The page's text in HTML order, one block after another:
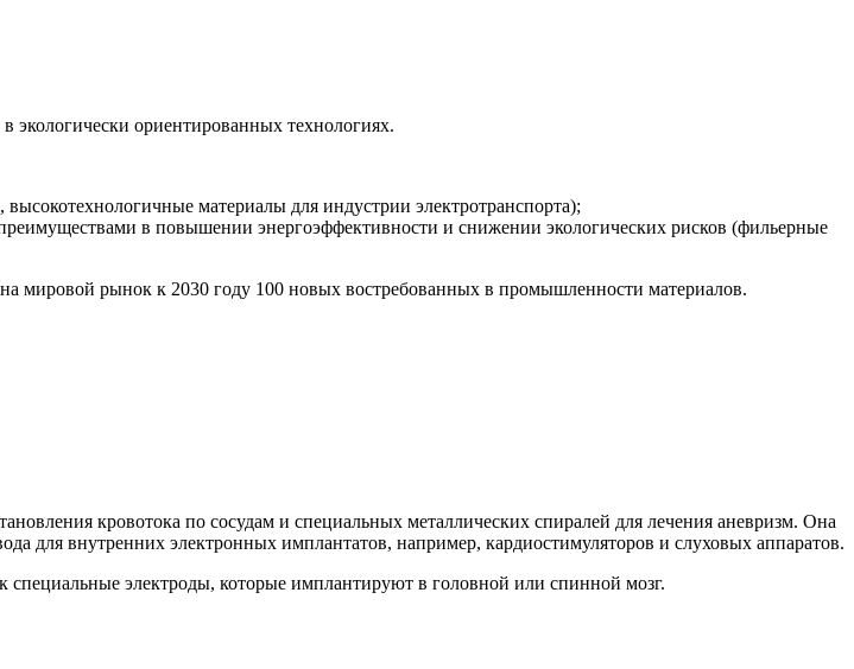
ориентированных технологиях.
материалы для индустрии электротранспорта);
в повышении энергоэффективности и снижении экологических рисков (фильерные
мировой рынок к 2030 году 100 новых востребованных в промышленности материалов.
кровотока по сосудам и специальных металлических спиралей для лечения аневризм. Она
для внутренних электронных имплантатов, например, кардиостимуляторов и слуховых аппаратов.
электроды, которые имплантируют в головной или спинной мозг.